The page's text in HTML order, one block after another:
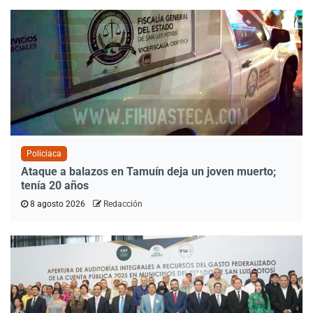
Policiaca
Ataque a balazos en Tamuín deja un joven muerto;
tenía 20 años
8 agosto 2026 Redacción